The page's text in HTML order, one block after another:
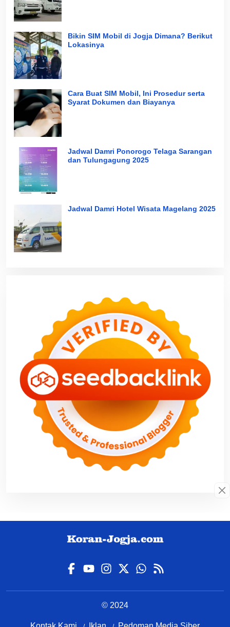
Bikin SIM Mobil di Jogja Dimana? Berikut
Lokasinya
Cara Buat SIM Mobil, Ini Prosedur serta
Syarat Dokumen dan Biayanya
Jadwal Damri Ponorogo Telaga Sarangan
dan Tulungagung 2025
Jadwal Damri Hotel Wisata Magelang 2025
© 2024